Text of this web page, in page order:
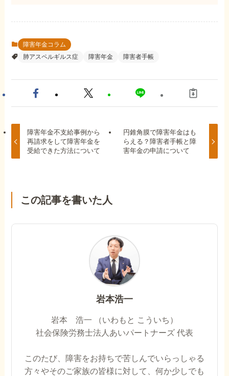
障害年金コラム
肺アスペルギルス症
障害年金 障害者手帳
障害年金不支給事例から
再請求をして障害年金を
受給できた方法について
円錐角膜で障害年金はも
らえる？障害者手帳と障
害年金の申請について
この記事を書いた人
岩本浩一
岩本 浩一 （いわもと こういち）
社会保険労務士法人あいパートナーズ 代表
このたび、障害をお持ちで苦しんでいらっしゃる
方々やそのご家族の皆様に対して、何か少しでも